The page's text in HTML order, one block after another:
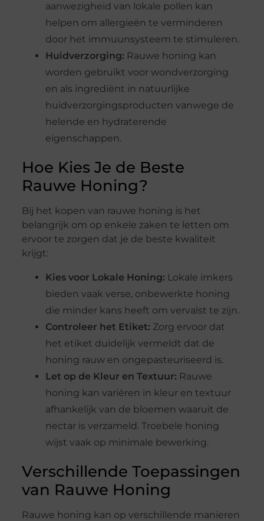
aanwezigheid van lokale pollen kan
helpen om allergieën te verminderen
door het immuunsysteem te stimuleren.
Huidverzorging: Rauwe honing kan
worden gebruikt voor wondverzorging
en als ingrediënt in natuurlijke
huidverzorgingsproducten vanwege de
helende en hydraterende
eigenschappen.
Hoe Kies Je de Beste
Rauwe Honing?
Bij het kopen van rauwe honing is het
belangrijk om op enkele zaken te letten om
ervoor te zorgen dat je de beste kwaliteit
krijgt:
Kies voor Lokale Honing: Lokale imkers
bieden vaak verse, onbewerkte honing
die minder kans heeft om vervalst te zijn.
Controleer het Etiket: Zorg ervoor dat
het etiket duidelijk vermeldt dat de
honing rauw en ongepasteuriseerd is.
Let op de Kleur en Textuur: Rauwe
honing kan variëren in kleur en textuur
afhankelijk van de bloemen waaruit de
nectar is verzameld. Troebele honing
wijst vaak op minimale bewerking.
Verschillende Toepassingen
van Rauwe Honing
Rauwe honing kan op verschillende manieren